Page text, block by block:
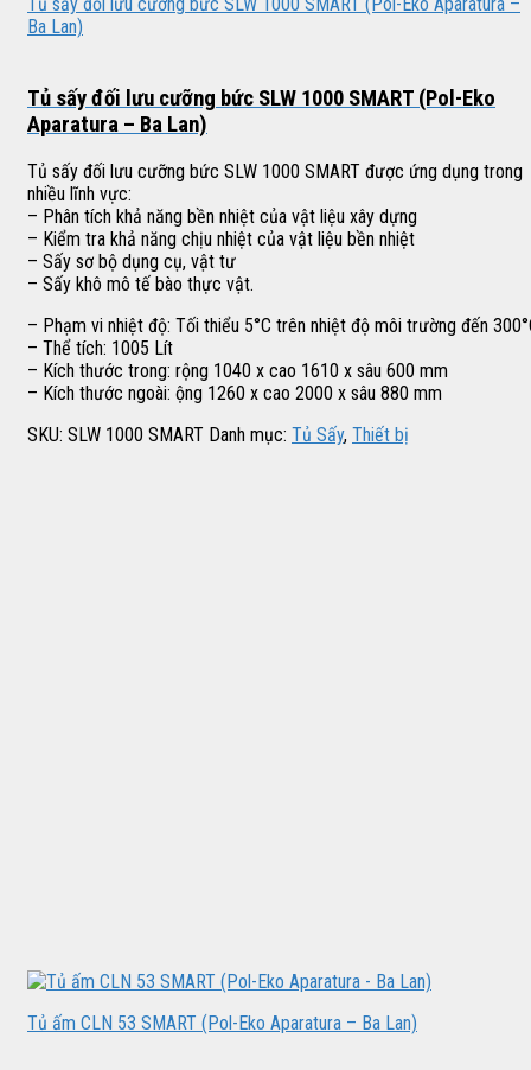
Ba Lan)
Tủ sấy đối lưu cưỡng bức SLW 1000 SMART (Pol-Eko
Aparatura – Ba Lan)
Tủ sấy đối lưu cưỡng bức SLW 1000 SMART được ứng dụng trong
nhiều lĩnh vực:
– Phân tích khả năng bền nhiệt của vật liệu xây dựng
– Kiểm tra khả năng chịu nhiệt của vật liệu bền nhiệt
– Sấy sơ bộ dụng cụ, vật tư
– Sấy khô mô tế bào thực vật.
– Phạm vi nhiệt độ: Tối thiểu 5°C trên nhiệt độ môi trường đến
– Thể tích: 1005 Lít
– Kích thước trong: rộng 1040 x cao 1610 x sâu 600 mm
– Kích thước ngoài: ộng 1260 x cao 2000 x sâu 880 mm
SKU: SLW 1000 SMART Danh mục: Tủ Sấy, Thiết bị
Tủ ấm CLN 53 SMART (Pol-Eko Aparatura – Ba Lan)